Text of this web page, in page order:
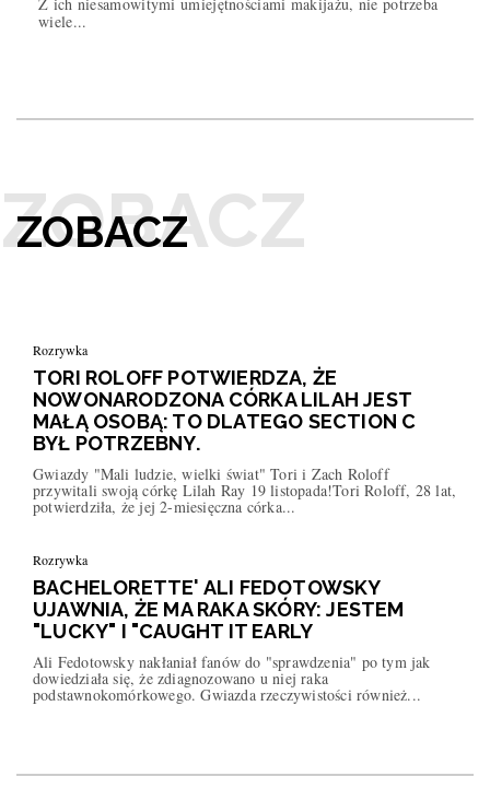
wiele...
ZOBACZ
Rozrywka
TORI ROLOFF POTWIERDZA, ŻE
NOWONARODZONA CÓRKA LILAH JEST
MAŁĄ OSOBĄ: TO DLATEGO SECTION C
BYŁ POTRZEBNY.
Gwiazdy "Mali ludzie, wielki świat" Tori i Zach Roloff
przywitali swoją córkę Lilah Ray 19 listopada!Tori Roloff, 28 lat,
potwierdziła, że jej 2-miesięczna córka...
Rozrywka
BACHELORETTE' ALI FEDOTOWSKY
UJAWNIA, ŻE MA RAKA SKÓRY: JESTEM
"LUCKY" I "CAUGHT IT EARLY
Ali Fedotowsky nakłaniał fanów do "sprawdzenia" po tym jak
dowiedziała się, że zdiagnozowano u niej raka
podstawnokomórkowego. Gwiazda rzeczywistości również...